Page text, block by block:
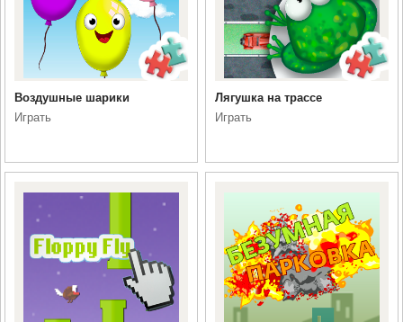
Воздушные шарики
Играть
Лягушка на трассе
Играть